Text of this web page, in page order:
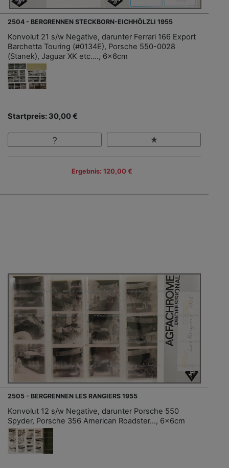
2504 - BERGRENNEN STECKBORN-EICHHÖLZLI 1955
Konvolut 21 s/w Negative, darunter Ferrari 166 Export
Barchetta Touring (#0134E), Porsche 550-0028
(Stanek), Jaguar XK etc...., 6x6cm
Startpreis: 30,00 €
Ergebnis: 120,00 €
2505 - BERGRENNEN LES RANGIERS 1955
Konvolut 12 s/w Negative, darunter Porsche 550
Spyder, Porsche 356 American Roadster..., 6x6cm